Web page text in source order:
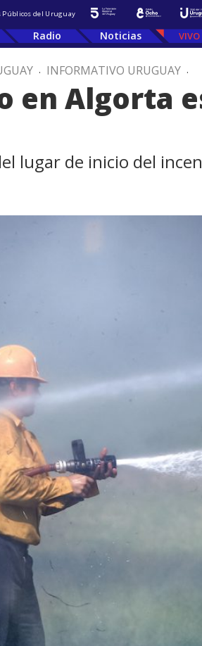
Públicos del Uruguay
Radio Noticias
. INFORMATIVO URUGUAY .
en Algorta
lugar de inicio del